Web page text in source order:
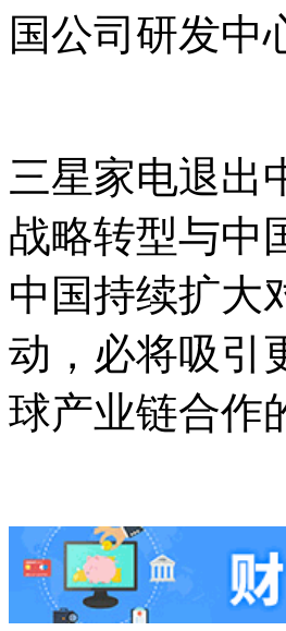
国公司研发中
三星家电退出
战略转型与中
中国持续扩大
动，必将吸引
球产业链合作